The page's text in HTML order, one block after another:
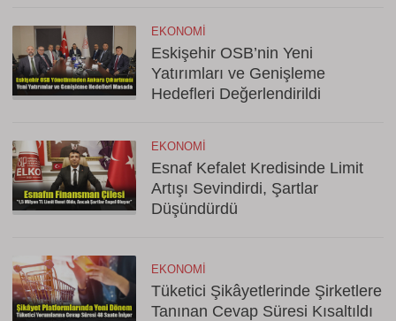
EKONOMI
Eskişehir OSB’nin Yeni
Yatırımları ve Genişleme
Hedefleri Değerlendirildi
EKONOMI
Esnaf Kefalet Kredisinde Limit
Artışı Sevindirdi, Şartlar
Düşündürdü
EKONOMI
Tüketici Şikâyetlerinde Şirketlere
Tanınan Cevap Süresi Kısaltıldı